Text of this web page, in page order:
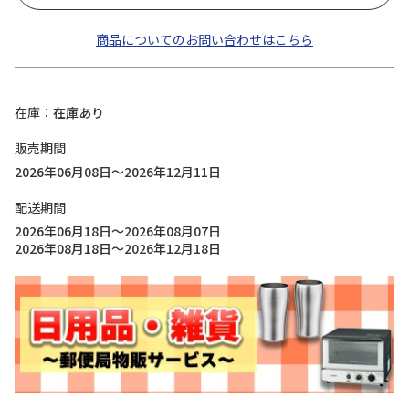
商品についてのお問い合わせはこちら
在庫
在庫あり
販売期間
2026年06月08日～2026年12月11日
配送期間
2026年06月18日～2026年08月07日
2026年08月18日～2026年12月18日